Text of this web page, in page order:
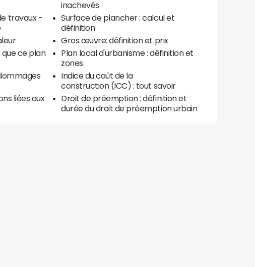
inachevés
travaux -
Surface de plancher : calcul et
définition
Gros œuvre: définition et prix
que ce plan
Plan local d'urbanisme : définition et
zones
Indice du coût de la
construction (ICC) : tout savoir
liées aux
Droit de préemption : définition et
durée du droit de préemption urbain